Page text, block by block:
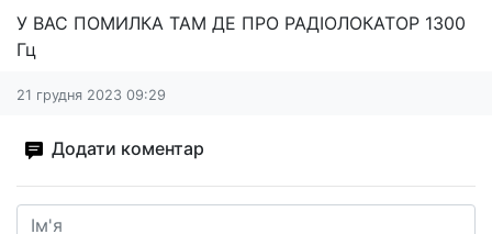
У ВАС ПОМИЛКА ТАМ ДЕ ПРО РАДІОЛОКАТОР 1300
Гц
21 грудня 2023 09:29
Додати коментар